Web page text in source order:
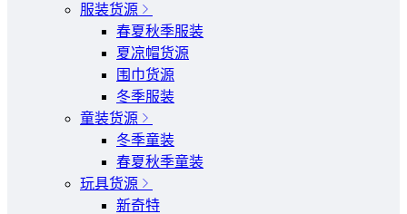
服装货源
春夏秋季服装
夏凉帽货源
围巾货源
冬季服装
童装货源
冬季童装
春夏秋季童装
玩具货源
新奇特